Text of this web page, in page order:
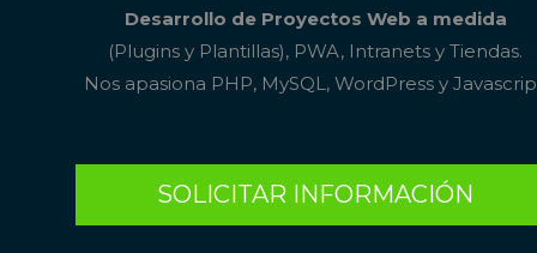
Desarrollo de Proyectos Web a medida
(Plugins y Plantillas), PWA, Intranets y Tiendas.
Nos apasiona PHP, MySQL, WordPress y
SOLICITAR INFORMACIÓN